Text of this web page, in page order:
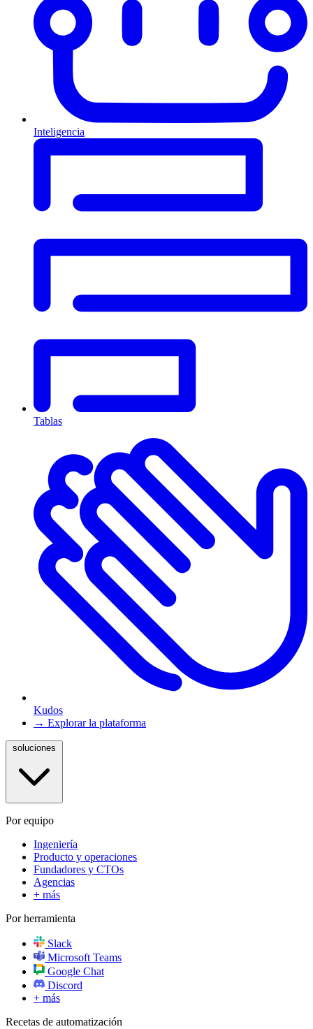
Inteligencia
Tablas
Kudos
→ Explorar la plataforma
Por equipo
Ingeniería
Producto y operaciones
Fundadores y CTOs
Agencias
+ más
Por herramienta
Slack
Microsoft Teams
Google Chat
Discord
+ más
Recetas de automatización